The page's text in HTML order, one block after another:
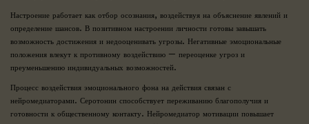
Настроение работает как отбор осознания, воздействуя на объяснение явлений и
определение шансов. В позитивном настроении личности готовы завышать
возможность достижения и недооценивать угрозы. Негативные эмоциональные
положения влекут к противному воздействию — переоценке угроз и
преуменьшению индивидуальных возможностей.
Процесс воздействия эмоционального фона на действия связан с
нейромедиаторами. Серотонин способствует переживанию благополучия и
готовности к общественному контакту. Нейромедиатор мотивации повышает